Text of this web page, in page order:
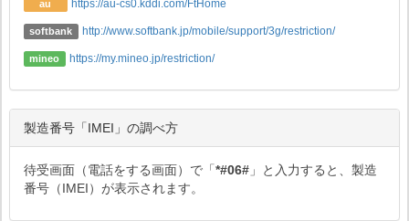
au https://au-cs0.kddi.com/FtHome
softbank http://www.softbank.jp/mobile/support/3g/restriction/
mineo https://my.mineo.jp/restriction/
製造番号「IMEI」の調べ方
待受画面（電話をする画面）で「*#06# 」と入力すると、製造
番号（IMEI）が表示されます。